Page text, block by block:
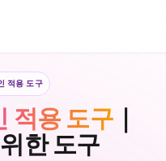
적용 도구
적용 도구｜
한 도구